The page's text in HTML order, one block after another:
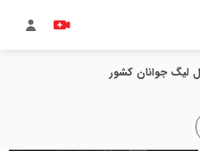
لیگ جوانان کشور